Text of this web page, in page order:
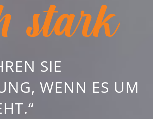
stark
SIE
WENN ES UM